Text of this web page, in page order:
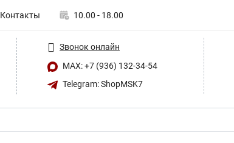
Контакты 10.00 - 18.00
Звонок онлайн
MAX: +7 (936) 132-34-54
Telegram: ShopMSK7